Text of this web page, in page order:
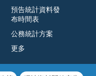
預告統計資料發
布時間表
公務統計方案
更多